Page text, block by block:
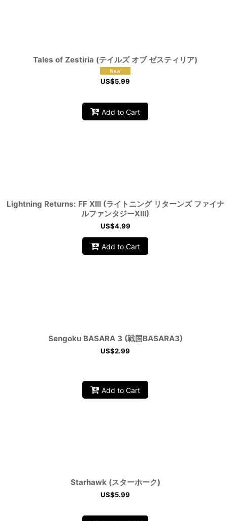
Tales of Zestiria (テイルズ オブ ゼスティリア)
US$5.99
Add to Cart
Lightning Returns: FF XIII (ライトニング リターンズ ファイナ
ルファンタジーXIII)
US$4.99
Add to Cart
Sengoku BASARA 3 (戦国BASARA3)
US$2.99
Add to Cart
Starhawk (スターホーク)
US$5.99